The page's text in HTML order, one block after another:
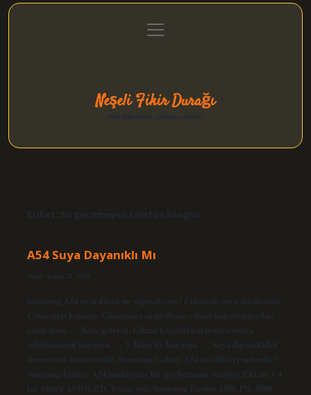
Gizlilik Politikası
menüyü
aç
Neşeli Fikir Durağı
Etiket: Su geçirmeyen telefon hangisi
A54 Suya Dayanıklı Mı
Tarih: Aralık 21, 2024
Samsung A54 suya düştü ne yapmalıyım? Cihazımı suya düşürdüm.
Cihazınızı kapatın. Cihazınıza su girdiyse, cihazı kapattığınızdan
emin olun. … Nem giderin. Cihazı kapattıktan hemen sonra
telefonunuzu kurutun. … 3. Hava ile kurutun. … Suya dayanıklılık
derecesini kontrol edin. Samsung Galaxy A54 özellikleri nelerdir?
Samsung Galaxy A54 muhteşem bir performans sunuyor Ekran: 6.4
inç Süper AMOLED. Yonga seti: Samsung Exynos 1380. Pil: 5000